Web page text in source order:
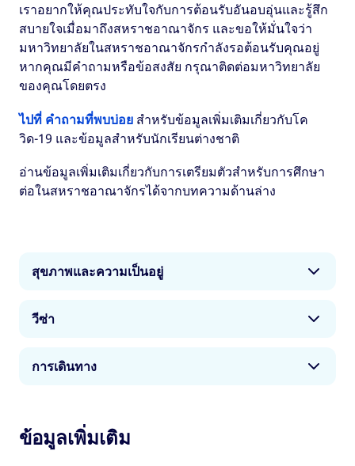
เราอยากให้คุณประทับใจกับการต้อนรับอันอบอุ่นและรู้สึก
สบายใจเมื่อมาถึงสหราชอาณาจักร และขอให้มั่นใจว่า
มหาวิทยาลัยในสหราชอาณาจักรกำลังรอต้อนรับคุณอยู่
หากคุณมีคำถามหรือข้อสงสัย กรุณาติดต่อมหาวิทยาลัย
ของคุณโดยตรง
ไปที่ คำถามที่พบบ่อย สำหรับข้อมูลเพิ่มเติมเกี่ยวกับโค
วิด-19 และข้อมูลสำหรับนักเรียนต่างชาติ
อ่านข้อมูลเพิ่มเติมเกี่ยวกับการเตรียมตัวสำหรับการศึกษา
ต่อในสหราชอาณาจักรได้จากบทความด้านล่าง
สุขภาพและความเป็นอยู่
ด้วยระบบการดูแลสุขภาพที่ดีที่สุดแห่งหนึ่งในโลก การ
รักษากฎหมายที่ได้รับการยอมรับจากทั่วโลกและ
อาณาจักรจึงมีความปลอดภัยสูง
รักษาที่ปลอดภัยและทันสมัย สถาบันการศึกษาแต่ละ
วีซ่า
นักเรียนต่างชาติส่วนใหญ่ต้องมีวีซ่านักเรียนเพื่อศึกษา
ในสหราชอาณาจักร การตรวจสอบว่าคุณต้องใช้วีซ่า
สำหรับข้อมูลล่าสุดเกี่ยวกับศูนย์ยื่นขอวีซ่าสหราช
อาณาจักรในพื้นที่ของคุณ โปรดไปที่:
การเดินทาง
แตกต่างกันไปในสี่ส่วนของ
ข้อมูลเพิ่มเติม